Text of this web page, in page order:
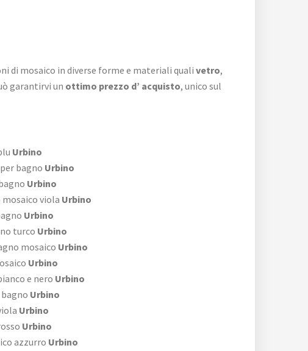
di mosaico in diverse forme e materiali quali vetro,
garantirvi un ottimo prezzo d’ acquisto, unico sul
Urbino
bagno Urbino
Urbino
viola Urbino
Urbino
turco Urbino
mosaico Urbino
Urbino
e nero Urbino
Urbino
Urbino
Urbino
azzurro Urbino